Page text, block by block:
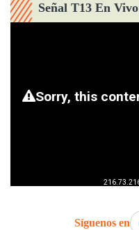
Señal T13 En Vivo
Síguenos en